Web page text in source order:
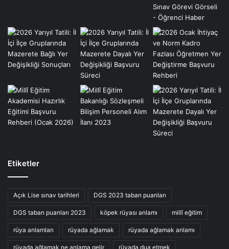
Etiketler
Açık Lise sınav tarihleri DGS 2023 taban puanları
DGS taban puanları 2023 köpek rüyası anlamı millî eğitim
rüya anlamları rüyada ağlamak rüyada ağlamak anlamı
rüyada ağlamak ne anlama gelir rüyada dua etmek